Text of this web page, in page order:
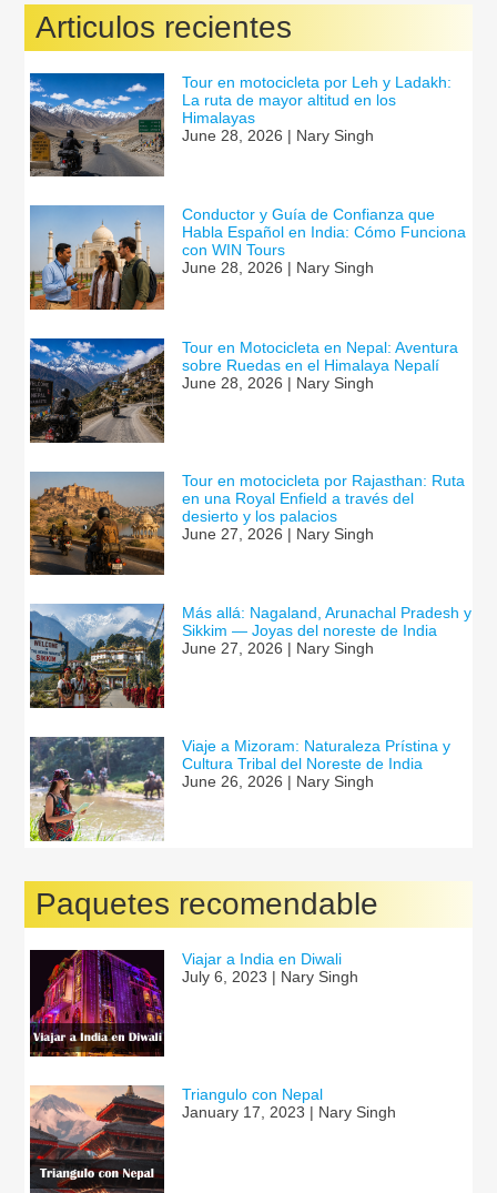
Articulos recientes
Tour en motocicleta por Leh y Ladakh:
La ruta de mayor altitud en los
Himalayas
June 28, 2026 | Nary Singh
Conductor y Guía de Confianza que
Habla Español en India: Cómo Funciona
con WIN Tours
June 28, 2026 | Nary Singh
Tour en Motocicleta en Nepal: Aventura
sobre Ruedas en el Himalaya Nepalí
June 28, 2026 | Nary Singh
Tour en motocicleta por Rajasthan: Ruta
en una Royal Enfield a través del
desierto y los palacios
June 27, 2026 | Nary Singh
Más allá: Nagaland, Arunachal Pradesh y
Sikkim — Joyas del noreste de India
June 27, 2026 | Nary Singh
Viaje a Mizoram: Naturaleza Prístina y
Cultura Tribal del Noreste de India
June 26, 2026 | Nary Singh
Paquetes recomendable
Viajar a India en Diwali
July 6, 2023 | Nary Singh
Triangulo con Nepal
January 17, 2023 | Nary Singh